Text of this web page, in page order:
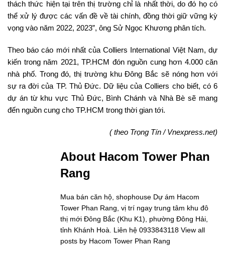
thách thức hiện tại trên thị trường chỉ là nhất thời, do đó họ có
thể xử lý được các vấn đề về tài chính, đồng thời giữ vững kỳ
vọng vào năm 2022, 2023”, ông Sử Ngọc Khương phân tích.
Theo báo cáo mới nhất của Colliers International Việt Nam, dự
kiến trong năm 2021, TP.HCM đón nguồn cung hơn 4.000 căn
nhà phố. Trong đó, thị trường khu Đông Bắc sẽ nóng hơn với
sự ra đời của TP. Thủ Đức. Dữ liệu của Colliers cho biết, có 6
dự án từ khu vực Thủ Đức, Bình Chánh và Nhà Bè sẽ mang
đến nguồn cung cho TP.HCM trong thời gian tới.
( theo Trọng Tín / Vnexpress.net)
About Hacom Tower Phan
Rang
Mua bán căn hộ, shophouse Dự ám Hacom
Tower Phan Rang, vị trí ngay trung tâm khu đô
thị mới Đông Bắc (Khu K1), phường Đông Hải,
tỉnh Khánh Hoà. Liên hệ 0933843118 View all
posts by Hacom Tower Phan Rang